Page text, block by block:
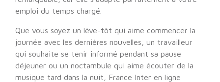
emploi du temps chargé.
Que vous soyez un lève-tôt qui aime commencer la
journée avec les dernières nouvelles, un travailleur
qui souhaite se tenir informé pendant sa pause
déjeuner ou un noctambule qui aime écouter de la
musique tard dans la nuit, France Inter en ligne